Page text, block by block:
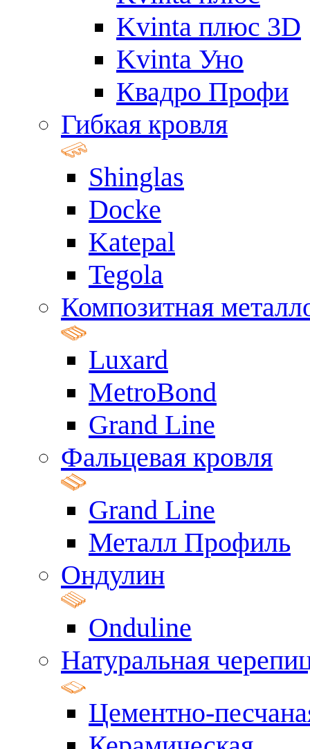
Kvinta плюс 3D
Kvinta Уно
Квадро Профи
Гибкая кровля
Shinglas
Docke
Katepal
Tegola
Композитная
Luxard
MetroBond
Grand Line
Фальцевая кровля
Grand Line
Металл Профиль
Ондулин
Onduline
Натуральная
Цементно-